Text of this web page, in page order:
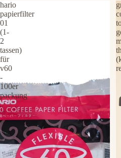
hario
papierfilter
01
(1-
2
tassen)
für
v60
-
100er
packung